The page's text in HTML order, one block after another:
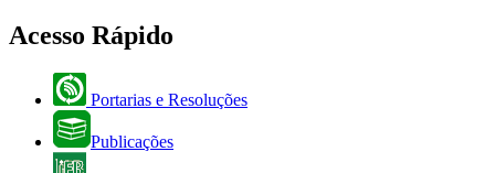
Acesso Rápido
Portarias e Resoluções
Publicações